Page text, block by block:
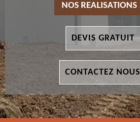
NOS REALISATIONS
DEVIS GRATUIT
CONTACTEZ NOUS